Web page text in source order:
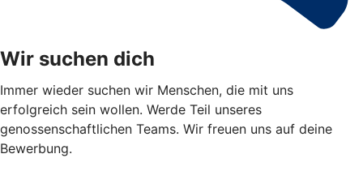
Wir suchen dich
Immer wieder suchen wir Menschen, die mit uns
erfolgreich sein wollen. Werde Teil unseres
genossenschaftlichen Teams. Wir freuen uns auf deine
Bewerbung.